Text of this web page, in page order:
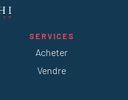
SERVICES
Acheter
Vendre